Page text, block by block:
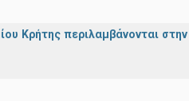
Κρήτης περιλαμβάνονται